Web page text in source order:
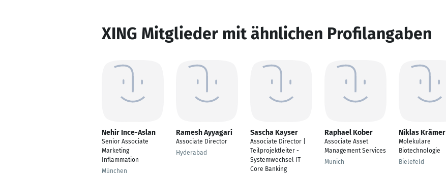
XING Mitglieder mit ähnlichen Profilangaben
Nehir Ince-Aslan
Senior Associate
Marketing
Inflammation
München
Ramesh Ayyagari
Associate Director
Hyderabad
Sascha Kayser
Associate Director |
Teilprojektleiter -
Systemwechsel IT
Core Banking
Raphael Kober
Associate Asset
Management Services
Munich
Niklas Krämer
Molekulare
Biotechnologie
Bielefeld